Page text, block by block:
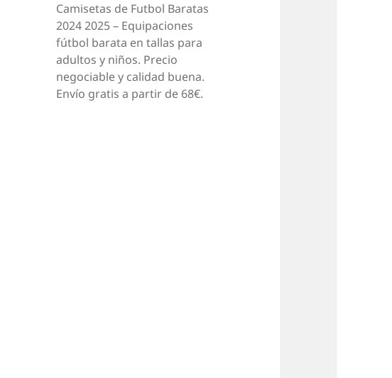
Camisetas de Futbol Baratas
2024 2025 – Equipaciones
fútbol barata en tallas para
adultos y niños. Precio
negociable y calidad buena.
Envío gratis a partir de 68€.